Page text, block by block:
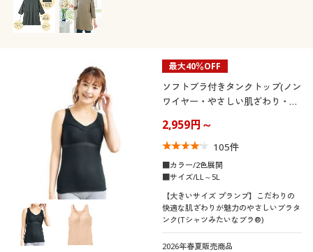
最大40％OFF
ソフトブラ付きタンクトップ(ノン
ワイヤー・やさしい肌ざわり・T
2,959円～
105件
■カラー/2色展開
■サイズ/LL～5L
【大きいサイズ プランプ】こだわりの
快適な肌ざわりが魅力のやさしいブラタ
ンク(Tシャツみたいなブラ®)
2026年春夏販売商品